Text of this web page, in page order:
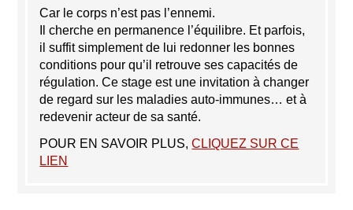
Car le corps n’est pas l’ennemi.
Il cherche en permanence l’équilibre. Et parfois,
il suffit simplement de lui redonner les bonnes
conditions pour qu’il retrouve ses capacités de
régulation. Ce stage est une invitation à changer
de regard sur les maladies auto-immunes… et à
redevenir acteur de sa santé.
POUR EN SAVOIR PLUS,CLIQUEZ SUR CE
LIEN